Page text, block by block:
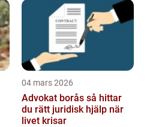
04 mars 2026
Advokat borås så hittar
du rätt juridisk hjälp när
livet krisar